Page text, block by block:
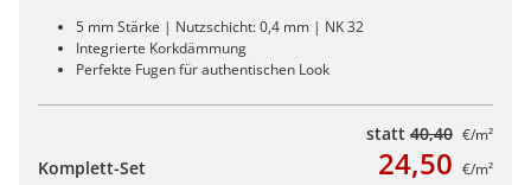
5 mm Stärke | Nutzschicht: 0,4 mm | NK 32
Integrierte Korkdämmung
Perfekte Fugen für authentischen Look
statt 40,40 €/m²
Komplett-Set 24,50 €/m²